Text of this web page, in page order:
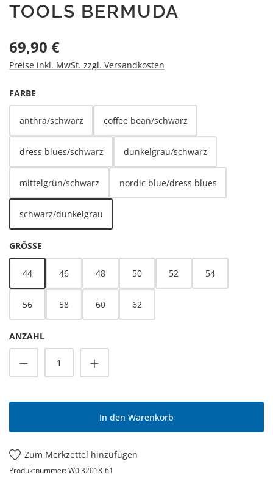
TOOLS BERMUDA
Regulärer Preis:
69,90 €
Preise inkl. MwSt. zzgl. Versandkosten
FARBE
anthra/schwarz coffee bean/schwarz
dress blues/schwarz dunkelgrau/schwarz
mittelgrün/schwarz nordic blue/dress blues
schwarz/dunkelgrau
GRÖSSE
44 46 48 50 52 54
56 58 60 62
ANZAHL
Produkt Anzahl: Gib den gewünschten
In den Warenkorb
Zum Merkzettel hinzufügen
Produktnummer:W0 32018-61